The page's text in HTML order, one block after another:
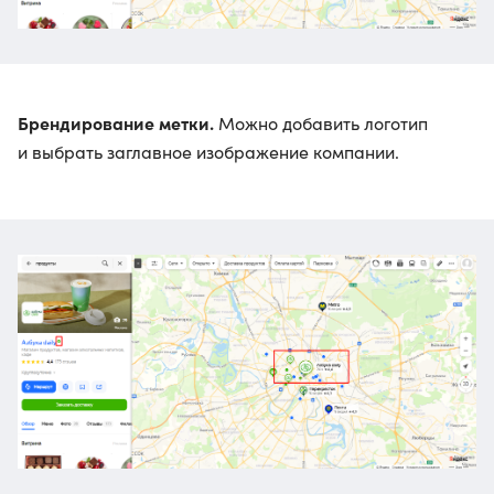
Брендирование метки. Можно добавить логотип
и выбрать заглавное изображение компании.